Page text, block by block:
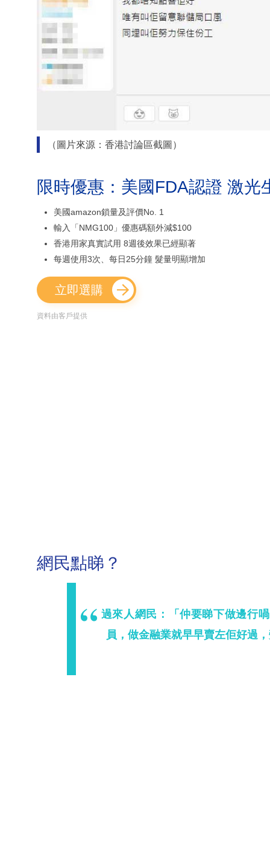
（圖片來源：香港討論區截圖）
限時優惠：美國FDA認證 激光
美國amazon鎖量及評價No. 1
輸入「NMG100」優惠碼額外減$100
香港用家真實試用 8週後效果已經顯著
每週使用3次、每日25分鐘 髮量明顯增加
立即選購
資料由客戶提供
網民點睇？
過來人網民：「仲要睇下做邊行
員，做金融業就早早賣左佢好過